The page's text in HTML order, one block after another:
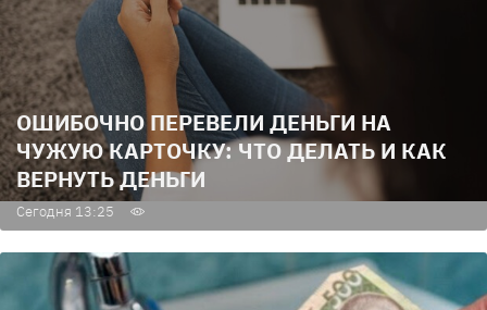
ОШИБОЧНО ПЕРЕВЕЛИ ДЕНЬГИ НА
ЧУЖУЮ КАРТОЧКУ: ЧТО ДЕЛАТЬ И КАК
ВЕРНУТЬ ДЕНЬГИ
Сегодня 13:25